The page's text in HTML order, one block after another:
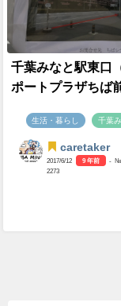
駐輪場ステーショ
caretaker
2018/3/30 8 年前
-
2237
千葉みなと駅東口